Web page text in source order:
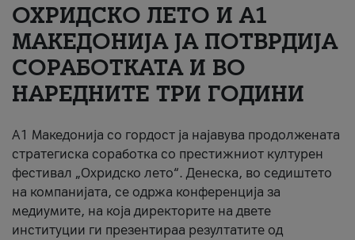
#ПодобарОнлајн
ОХРИДСКО ЛЕТО И A1
МАКЕДОНИЈА ЈА ПОТВРДИЈА
СОРАБОТКАТА И ВО
НАРЕДНИТЕ ТРИ ГОДИНИ
A1 Македонија со гордост ја најавува продолжената
стратегиска соработка со престижниот културен
фестивал „Охридско лето“. Денеска, во седиштето
на компанијата, се одржа конференција за
медиумите, на која директорите на двете
институции ги презентираа резултатите од